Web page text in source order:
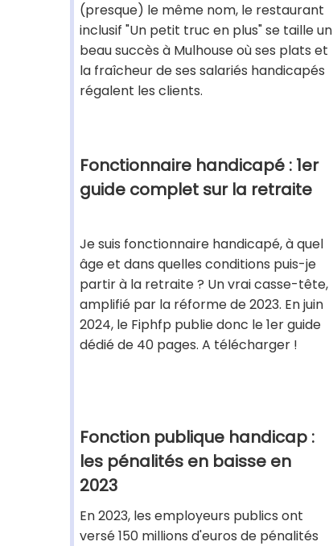
(presque) le même nom, le restaurant
inclusif "Un petit truc en plus" se taille un
beau succès à Mulhouse où ses plats et
la fraîcheur de ses salariés handicapés
régalent les clients.
Fonctionnaire handicapé : 1er
guide complet sur la retraite
Je suis fonctionnaire handicapé, à quel
âge et dans quelles conditions puis-je
partir à la retraite ? Un vrai casse-tête,
amplifié par la réforme de 2023. En juin
2024, le Fiphfp publie donc le 1er guide
dédié de 40 pages. A télécharger !
Fonction publique handicap :
les pénalités en baisse en
2023
En 2023, les employeurs publics ont
versé 150 millions d'euros de pénalités